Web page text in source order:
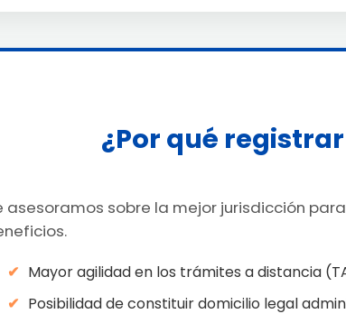
¿Por qué
asesoramos sobre la mejor jurisdicción
Mayor agilidad en los trámites a distancia
Posibilidad de constituir domicilio legal